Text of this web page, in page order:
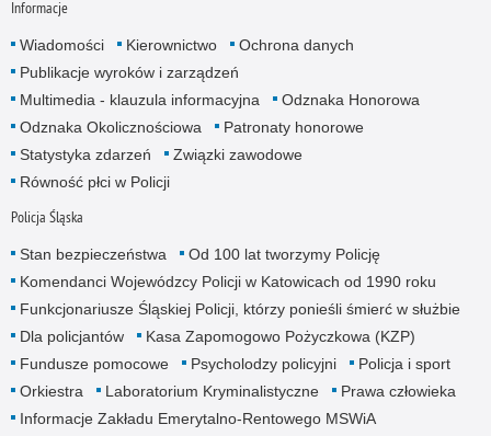
Informacje
Wiadomości Kierownictwo
Ochrona danych
Publikacje wyroków i zarządzeń
Multimedia - klauzula informacyjna
Odznaka Honorowa
Odznaka Okolicznościowa
Patronaty honorowe
Statystyka zdarzeń
Związki zawodowe
Równość płci w Policji
Policja Śląska
Stan bezpieczeństwa
Od 100 lat tworzymy Policję
Komendanci Wojewódzcy Policji w Katowicach od 1990 roku
Funkcjonariusze Śląskiej Policji, którzy ponieśli śmierć w służbie
Dla policjantów
Kasa Zapomogowo Pożyczkowa (KZP)
Fundusze pomocowe
Psycholodzy policyjni
Policja i sport
Orkiestra
Laboratorium Kryminalistyczne
Prawa człowieka
Informacje Zakładu Emerytalno-Rentowego MSWiA